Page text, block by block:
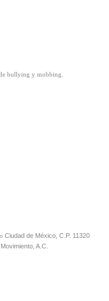
bullying y mobbing.
Ciudad de México, C.P. 11320
A.C.